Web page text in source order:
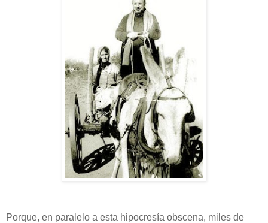
Porque, en paralelo a esta hipocresía obscena, miles de